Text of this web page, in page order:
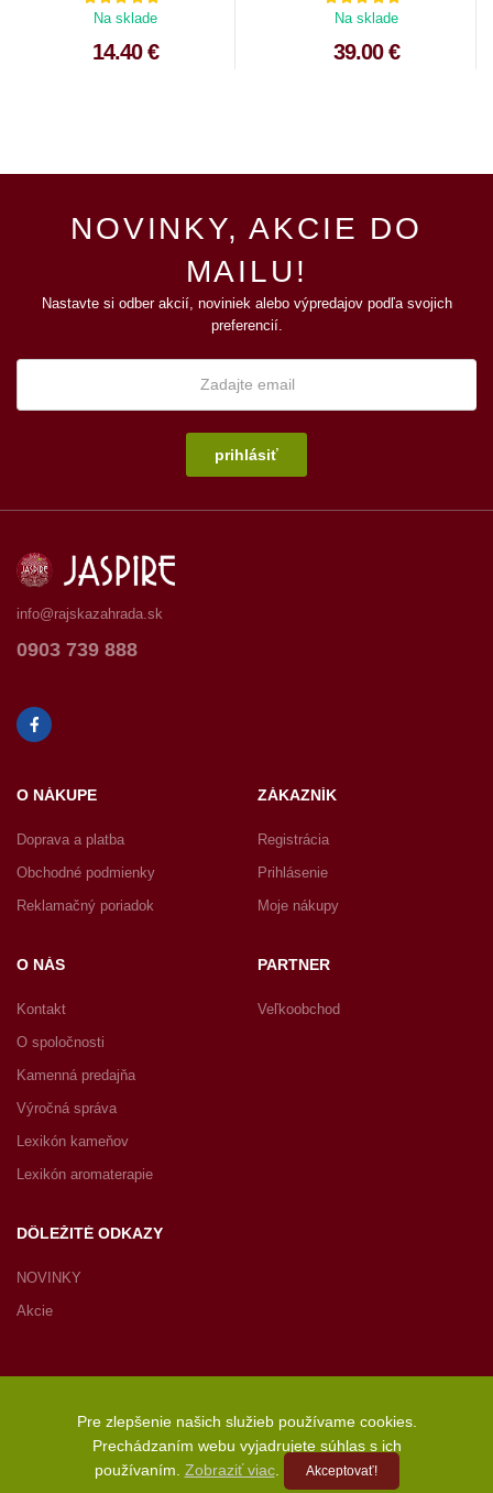
Na sklade
14.40 €
Na sklade
39.00 €
NOVINKY, AKCIE DO
MAILU!
Nastavte si odber akcií, noviniek alebo výpredajov podľa svojich
preferencií.
prihlásiť
info@rajskazahrada.sk
0903 739 888
O NÁKUPE
Doprava a platba
Obchodné podmienky
Reklamačný poriadok
ZÁKAZNÍK
Registrácia
Prihlásenie
Moje nákupy
O NÁS
Kontakt
O spoločnosti
Kamenná predajňa
Výročná správa
Lexikón kameňov
Lexikón aromaterapie
PARTNER
Veľkoobchod
DÔLEŽITÉ ODKAZY
NOVINKY
Akcie
Copyright © 2022 JASPIRE s.r.o., Radničné námestie 1, 902 01
Pezinok, Slovenská republika – Všetky práva vyhradené
Pre zlepšenie našich služieb používame cookies.
Prechádzaním webu vyjadrujete súhlas s ich
používaním. Zobraziť viac. Akceptovať!